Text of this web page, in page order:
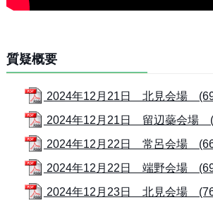
質疑概要
2024年12月21日 北見会場
2024年12月21日 留辺蘂会場
2024年12月22日 常呂会場
2024年12月22日 端野会場
2024年12月23日 北見会場